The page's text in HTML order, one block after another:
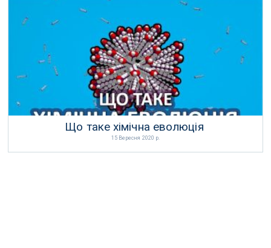
Що таке хімічна еволюція
15 Вересня 2020 р.